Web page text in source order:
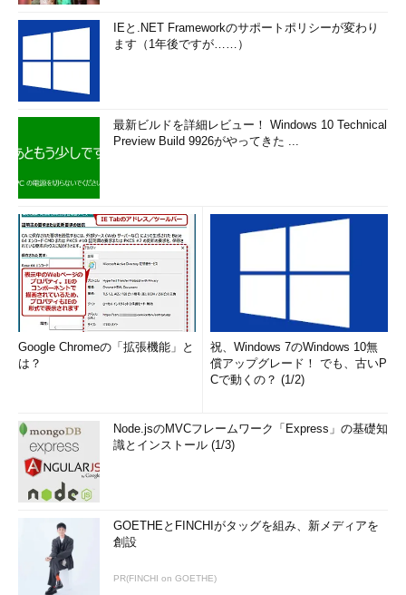
IEと.NET Frameworkのサポートポリシーが変わり
ます（1年後ですが……）
最新ビルドを詳細レビュー！ Windows 10 Technical
Preview Build 9926がやってきた ...
Google Chromeの「拡張機能」と
は？
祝、Windows 7のWindows 10無
償アップグレード！ でも、古いP
Cで動くの？ (1/2)
Node.jsのMVCフレームワーク「Express」の基礎知
識とインストール (1/3)
GOETHEとFINCHIがタッグを組み、新メディアを
創設
PR(FINCHI on GOETHE)